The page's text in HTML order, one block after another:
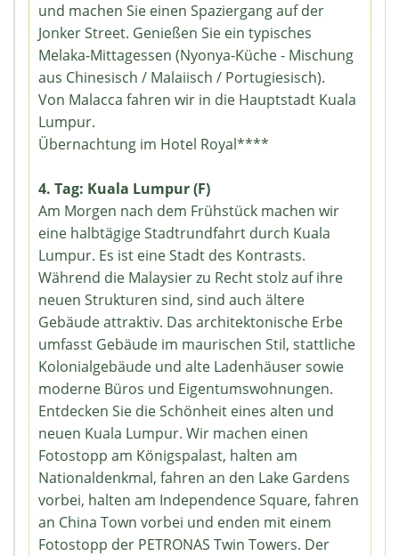
und machen Sie einen Spaziergang auf der
Jonker Street. Genießen Sie ein typisches
Melaka-Mittagessen (Nyonya-Küche - Mischung
aus Chinesisch / Malaiisch / Portugiesisch).
Von Malacca fahren wir in die Hauptstadt Kuala
Lumpur.
Übernachtung im Hotel Royal****
4. Tag: Kuala Lumpur (F)
Am Morgen nach dem Frühstück machen wir
eine halbtägige Stadtrundfahrt durch Kuala
Lumpur. Es ist eine Stadt des Kontrasts.
Während die Malaysier zu Recht stolz auf ihre
neuen Strukturen sind, sind auch ältere
Gebäude attraktiv. Das architektonische Erbe
umfasst Gebäude im maurischen Stil, stattliche
Kolonialgebäude und alte Ladenhäuser sowie
moderne Büros und Eigentumswohnungen.
Entdecken Sie die Schönheit eines alten und
neuen Kuala Lumpur. Wir machen einen
Fotostopp am Königspalast, halten am
Nationaldenkmal, fahren an den Lake Gardens
vorbei, halten am Independence Square, fahren
an China Town vorbei und enden mit einem
Fotostopp der PETRONAS Twin Towers. Der